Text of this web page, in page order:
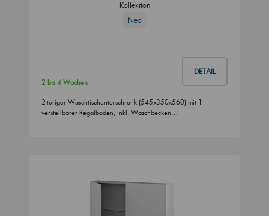
Kollektion
Neo
DETAIL
2 bis 4 Wochen
2-türiger Waschtischunterschrank (545x350x560) mit 1
verstellbarer Regalboden, inkl. Waschbecken…